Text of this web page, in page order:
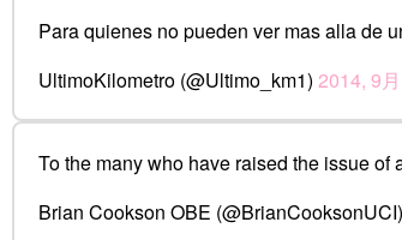
Para quienes no pueden ver mas alla de
UltimoKilometro (@Ultimo_km1) 2014, 9
To the many who have raised the issue of
Brian Cookson OBE (@BrianCooksonUCI)